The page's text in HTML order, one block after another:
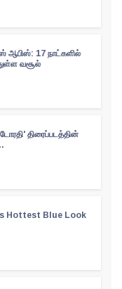
ஆபிஸ்: 17 நாட்களில்
வசூல்
திரைப்படத்தின்
Hottest Blue Look